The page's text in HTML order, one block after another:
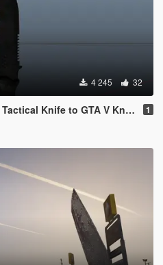
4 245 32
Knife to GTA V Knife 1